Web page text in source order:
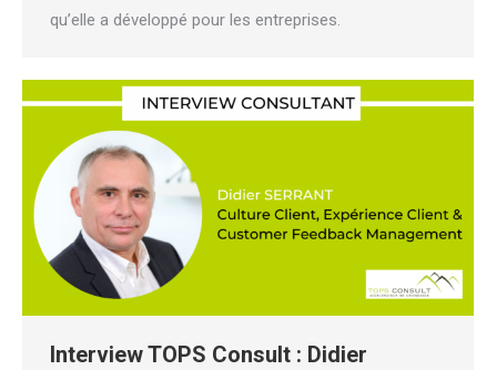
qu’elle a développé pour les entreprises.
Interview TOPS Consult : Didier